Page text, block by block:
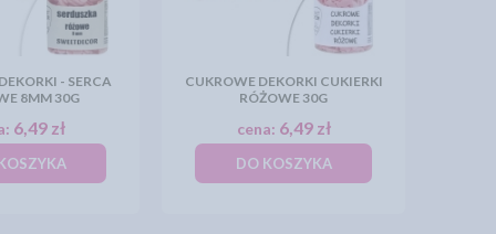
- SERCA
8MM 30G
6,49 zł
CUKROWE DEKORKI CUKIERKI
RÓŻOWE 30G
cena: 6,49 zł
DO KOSZYKA